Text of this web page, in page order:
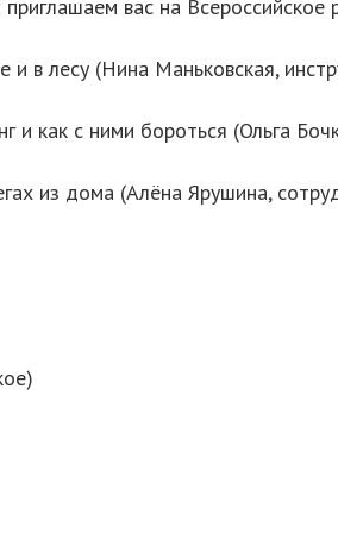
вас на
и в лесу (Нина Маньковская,
и как с ними бороться (Ольга
из дома (Алёна Ярушина,